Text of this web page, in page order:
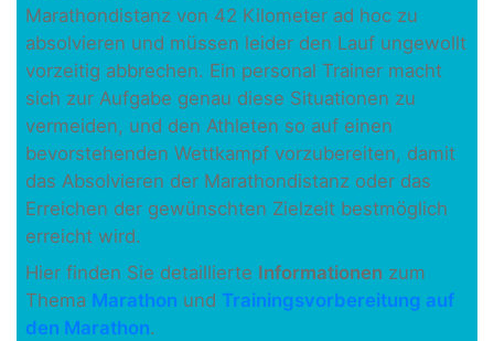
Marathondistanz von 42 Kilometer ad hoc zu
absolvieren und müssen leider den Lauf ungewollt
vorzeitig abbrechen. Ein personal Trainer macht
sich zur Aufgabe genau diese Situationen zu
vermeiden, und den Athleten so auf einen
bevorstehenden Wettkampf vorzubereiten, damit
das Absolvieren der Marathondistanz oder das
Erreichen der gewünschten Zielzeit bestmöglich
erreicht wird.
Hier finden Sie detaillierte Informationen zum
Thema Marathon und Trainingsvorbereitung auf
den Marathon.